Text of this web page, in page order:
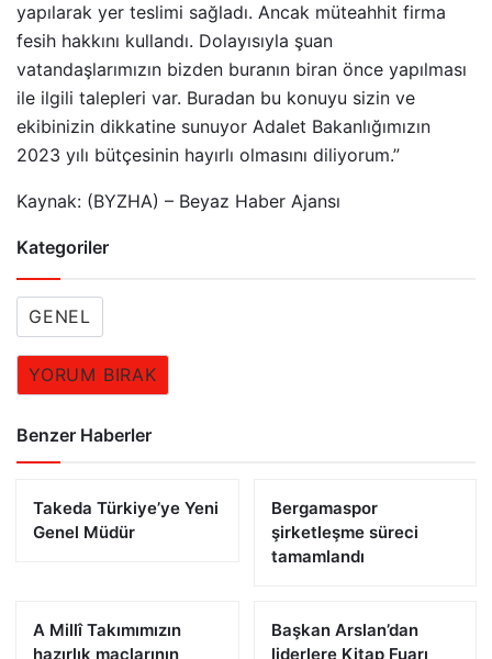
yapılarak yer teslimi sağladı. Ancak müteahhit firma
fesih hakkını kullandı. Dolayısıyla şuan
vatandaşlarımızın bizden buranın biran önce yapılması
ile ilgili talepleri var. Buradan bu konuyu sizin ve
ekibinizin dikkatine sunuyor Adalet Bakanlığımızın
2023 yılı bütçesinin hayırlı olmasını diliyorum.”
Kaynak: (BYZHA) – Beyaz Haber Ajansı
Kategoriler
GENEL
YORUM BIRAK
Benzer Haberler
Takeda Türkiye’ye Yeni
Genel Müdür
Bergamaspor
şirketleşme süreci
tamamlandı
A Millî Takımımızın
hazırlık maçlarının
Başkan Arslan’dan
liderlere Kitap Fuarı